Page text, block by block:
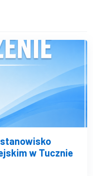
stanowisko
w Tucznie